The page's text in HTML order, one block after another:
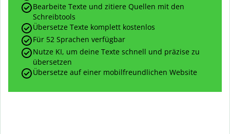
Bearbeite Texte und zitiere Quellen mit den
Schreibtools
Übersetze Texte komplett kostenlos
Für 52 Sprachen verfügbar
Nutze KI, um deine Texte schnell und präzise zu
übersetzen
Übersetze auf einer mobilfreundlichen Website